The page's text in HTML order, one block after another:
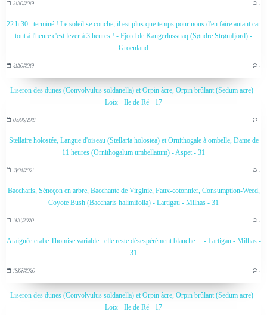
21/10/2019 …
22 h 30 : terminé ! Le soleil se couche, il est plus que temps pour nous d'en faire autant car
tout à l'heure c'est lever à 3 heures ! - Fjord de Kangerlussuaq (Søndre Strømfjord) -
Groenland
21/10/2019 …
Liseron des dunes (Convolvulus soldanella) et Orpin âcre, Orpin brûlant (Sedum acre) -
Loix - Ile de Ré - 17
08/06/2021 …
Stellaire holostée, Langue d'oiseau (Stellaria holostea) et Ornithogale à ombelle, Dame de
11 heures (Ornithogalum umbellatum) - Aspet - 31
13/04/2021 …
Baccharis, Séneçon en arbre, Bacchante de Virginie, Faux-cotonnier, Consumption-Weed,
Coyote Bush (Baccharis halimifolia) - Lartigau - Milhas - 31
14/11/2020 …
Araignée crabe Thomise variable : elle reste désespérément blanche ... - Lartigau - Milhas -
31
18/07/2020 …
Liseron des dunes (Convolvulus soldanella) et Orpin âcre, Orpin brûlant (Sedum acre) -
Loix - Ile de Ré - 17